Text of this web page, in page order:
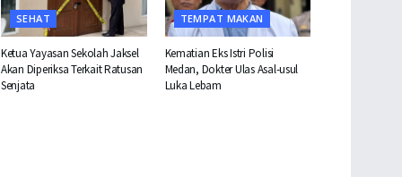
SEHAT
Ketua Yayasan Sekolah Jaksel
Akan Diperiksa Terkait Ratusan
Senjata
TEMPAT MAKAN
Kematian Eks Istri Polisi
Medan, Dokter Ulas Asal-usul
Luka Lebam